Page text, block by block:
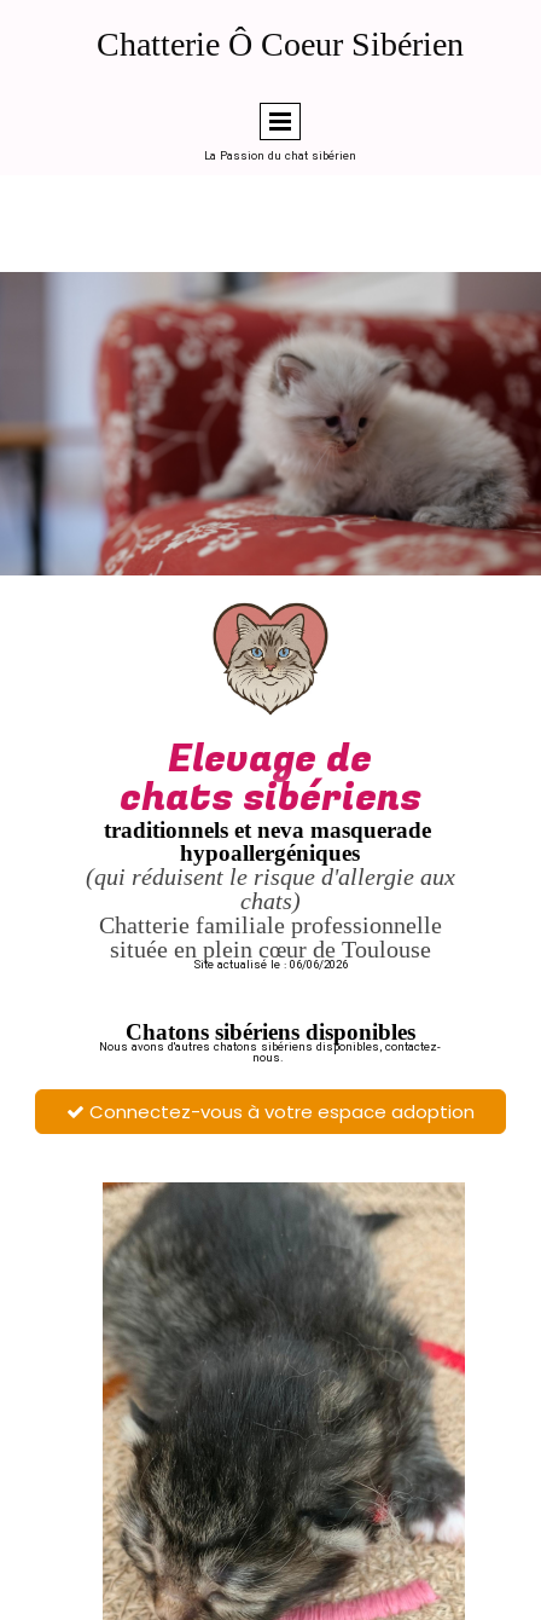
Généré le 2026-04-12 — Chatterie Ô Coeur Sibérien, Toulouse
Chatterie Ô Coeur Sibérien
La Passion du chat sibérien
Elevage de
chats sibériens
traditionnels et neva masquerade
hypoallergéniques
(qui réduisent le risque d'allergie aux
chats)
Chatterie familiale professionnelle
située en plein cœur de Toulouse
Site actualisé le : 06/06/2026
Chatons sibériens disponibles
Nous avons d'autres chatons sibériens disponibles, contactez-
nous.
 Connectez-vous à votre espace adoption